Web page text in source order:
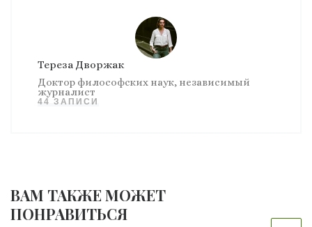
Тереза Дворжак
Доктор философских наук, независимый
журналист
44 ЗАПИСИ
ВАМ ТАКЖЕ МОЖЕТ
ПОНРАВИТЬСЯ